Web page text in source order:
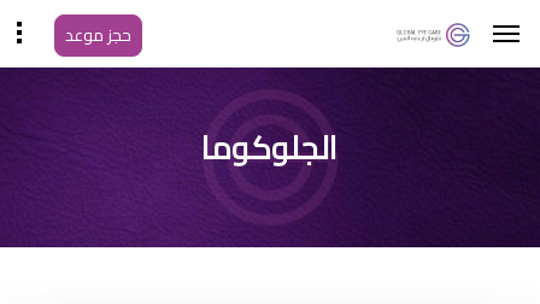
حجز موعد
ضغط العين 30الجلوكوما